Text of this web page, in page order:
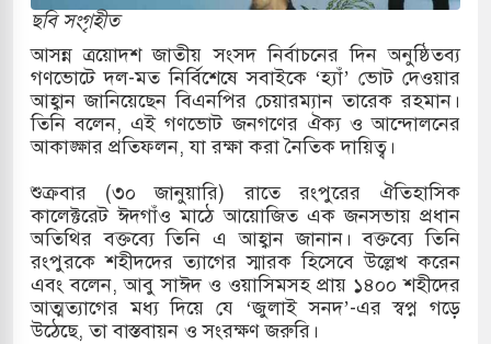
মুক্তির দাবিতে পাকিস্তানজুড়ে পিটিআইয়ের আজ
কোরিয়ার ক্ষেপণাস্ত্র ইউনিট মোতায়েন করা হয়েছে:
স্মৃতি জাদুঘরের উদ্বোধন প্রধানমন্ত্রীর
ইয়েমেন উপকূলে হামলার শিকার ভারতীয় জাহাজ
ছবি সংগৃহীত
আসন্ন ত্রয়োদশ জাতীয় সংসদ নির্বাচনের দিন অনুষ্ঠিতব্য
গণভোটে দল-মত নির্বিশেষে সবাইকে ‘হ্যাঁ’ ভোট দেওয়ার
আহ্বান জানিয়েছেন বিএনপির চেয়ারম্যান তারেক রহমান।
তিনি বলেন, এই গণভোট জনগণের ঐক্য ও আন্দোলনের
আকাঙ্ক্ষার প্রতিফলন, যা রক্ষা করা নৈতিক দায়িত্ব।
শুক্রবার (৩০ জানুয়ারি) রাতে রংপুরের ঐতিহাসিক
কালেক্টরেট ঈদগাঁও মাঠে আয়োজিত এক জনসভায় প্রধান
অতিথির বক্তব্যে তিনি এ আহ্বান জানান। বক্তব্যে তিনি
রংপুরকে শহীদদের ত্যাগের স্মারক হিসেবে উল্লেখ করেন
এবং বলেন, আবু সাঈদ ও ওয়াসিমসহ প্রায় ১৪০০ শহীদের
আত্মত্যাগের মধ্য দিয়ে যে ‘জুলাই সনদ’-এর স্বপ্ন গড়ে
উঠেছে, তা বাস্তবায়ন ও সংরক্ষণ জরুরি।